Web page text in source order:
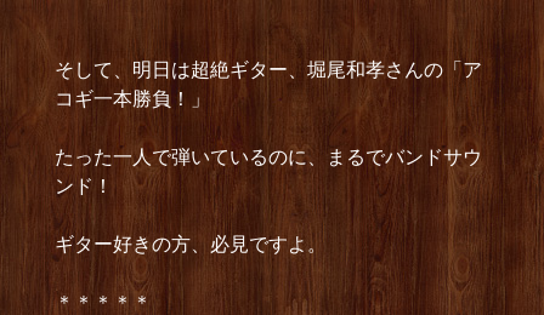
そして、明日は超絶ギター、堀尾和孝さんの「ア
コギ一本勝負！」
たった一人で弾いているのに、まるでバンドサウ
ンド！
ギター好きの方、必見ですよ。
＊＊＊＊＊